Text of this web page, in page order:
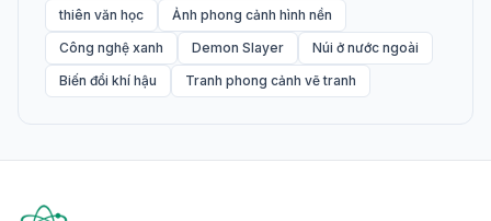
thiên văn học
Ảnh phong cảnh hình nền
Công nghệ xanh
Demon Slayer
Núi ở nước ngoài
Biến đổi khí hậu
Tranh phong cảnh vẽ tranh